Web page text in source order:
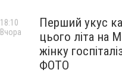
Перший укус
цього літа на
жінку
ФОТО
18:10
Вчора